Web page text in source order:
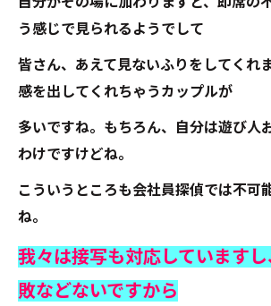
う感じで見られるようでして
皆さん、あえて見ないふりをしてくれ
感を出してくれちゃうカップルが
多いですね。もちろん、自分は遊び人
わけですけどね。
こういうところも会社員探偵では不可
ね。
我々は接写も対応していますし
敗などないですから